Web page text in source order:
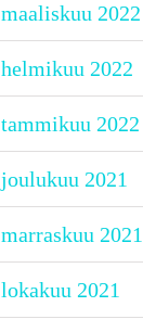
maaliskuu 2022
helmikuu 2022
tammikuu 2022
joulukuu 2021
marraskuu 2021
lokakuu 2021